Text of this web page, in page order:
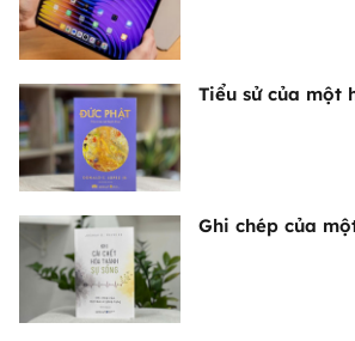
Tiểu sử của một
Ghi chép của